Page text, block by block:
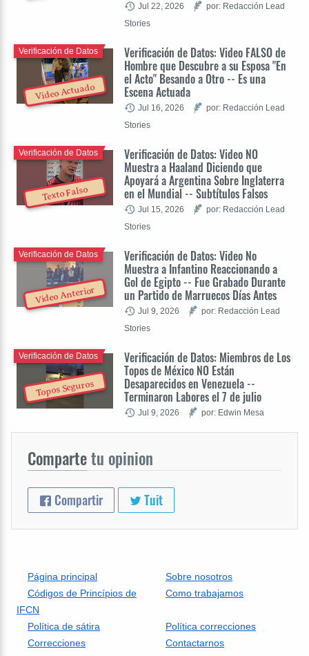
Jul 22, 2026
por: Redacción Lead
Stories
Video Actuado
Verificación de Datos: Video FALSO de
Hombre que Descubre a su Esposa "En
el Acto" Besando a Otro -- Es una
Escena Actuada
Verificación de Datos
Jul 16, 2026
por: Redacción Lead
Stories
Texto Falso
Verificación de Datos: Video NO
Muestra a Haaland Diciendo que
Apoyará a Argentina Sobre Inglaterra
en el Mundial -- Subtítulos Falsos
Verificación de Datos
Jul 15, 2026
por: Redacción Lead
Stories
Video Anterior
Verificación de Datos: Video No
Muestra a Infantino Reaccionando a
Gol de Egipto -- Fue Grabado Durante
un Partido de Marruecos Días Antes
Verificación de Datos
Jul 9, 2026
por: Redacción Lead
Stories
Topos Seguros
Verificación de Datos: Miembros de Los
Topos de México NO Están
Desaparecidos en Venezuela --
Terminaron Labores el 7 de julio
Verificación de Datos
Jul 9, 2026 por: Edwin Mesa
Compartetu opinion
Compartir Tuit
Página principal
Sobre nosotros
Códigos de Princípios de
IFCN
Como trabajamos
Política de sátira
Política correcciones
Correcciones
Contactarnos